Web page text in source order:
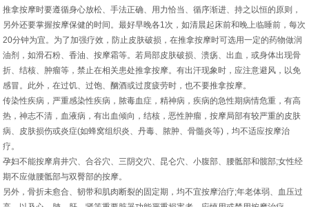
推拿按摩时要遵循身心放松、手法正确、用力恰当、循序渐进、持之以恒的原则，
另外还要掌握按摩保健的时间。最好早晚各1次，如清晨起床前和晚上临睡前，每次
20分钟为宜。为了加强疗效，防止皮肤破损，在推拿按摩时可选用一定的药物做润
油剂，如滑石粉、香油、按摩霜等。若局部皮肤破损、溃疡、出血，或身体出现骨
折、结核、肿瘤等，禁止在相关患处推拿按摩。有出汗现象时，应注意避风，以免
感冒。此外，在过饥、过饱、酗酒或过度疲劳时，也不要推拿按摩。
传染性疾病，严重感染性疾病，脓毒血症，精神病，疾病的急性期病情危重，有高
热，神志不清，血液病，有出血倾向，结核，恶性肿瘤，按摩局部有较严重的皮肤
病、皮肤损伤或炎症(如蜂窝组织炎、丹毒、脓肿、骨髓炎等)，均不适应按摩治
疗。
孕妇不能按摩肩井穴、合谷穴、三阴交穴、昆仑穴、小腹部、腰骶部和髋部;女性经
期不应做腰骶部与双臀部的按摩。
另外，骨折未愈合、韧带和肌肉断裂的固定期，均不宜按摩治疗;年老体弱、血压过